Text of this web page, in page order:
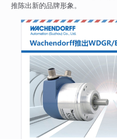
推陈出新的品牌形象。